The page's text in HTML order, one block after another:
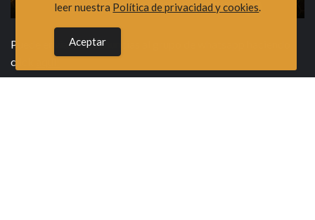
Puede enviar sus denuncias al grupo de whatsapp haciendo
click
leer nuestra Política de privacidad y cookies.
Aceptar